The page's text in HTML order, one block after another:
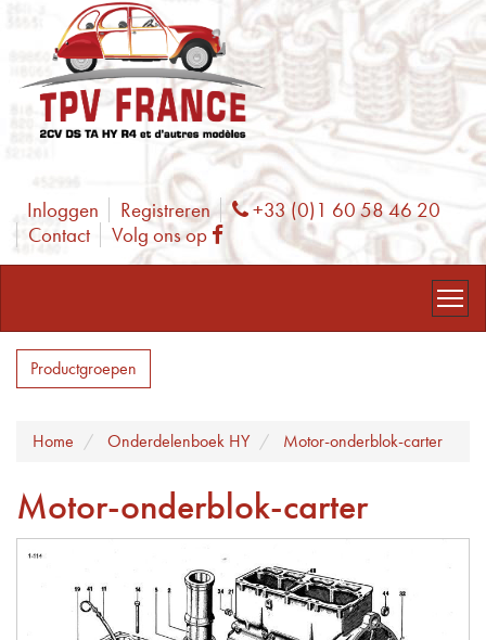
Inloggen Registreren Phone
+33 (0)1 60 58 46 20
Contact
Volg ons op Facebook
Productgroepen
Home Onderdelenboek HY Motor-onderblok-carter
Motor-onderblok-carter